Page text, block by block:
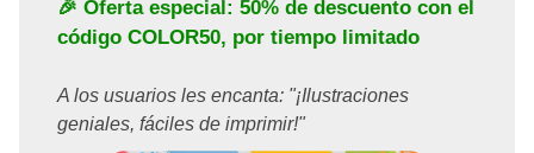
🎉 Oferta especial: 50% de descuento con el
código COLOR50, por tiempo limitado
A los usuarios les encanta: "¡Ilustraciones
geniales, fáciles de imprimir!"